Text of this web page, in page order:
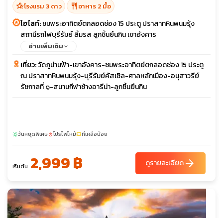
hotel_classโรงแรม 3 ดาว restaurant อาหาร 2 มื้อ
ไฮไลท์:ชมพระอาทิตย์ตกลอดช่อง 15 ประตู ปราสาทหินพนมรุ้ง
สถานีรถไฟบุรีรัมย์ ลิ้มรส ลูกชิ้นยืนกิน เขาอังคาร
อ่านเพิ่มเติม
เที่ยว:วัดภูม่านฟ้า-เขาอังคาร-ชมพระอาทิตย์ตกลอดช่อง 15 ประตู
ณ ปราสาทหินพนมรุ้ง-บุรีรัมย์คัสเซิล-ศาลหลักเมือง-อนุสาวรีย์
รัชกาลที่ ๑-สนามกีฬาช้างอารีน่า-ลูกชิ้นยืนกิน
sunnyวันหยุดพิเศษlocal_fire_departmentโปรไฟไหม้confirmation_numberที่เหลือน้อย
เริ่มต้น 2,999 ฿ ดูรายละเอียดarrow_forward